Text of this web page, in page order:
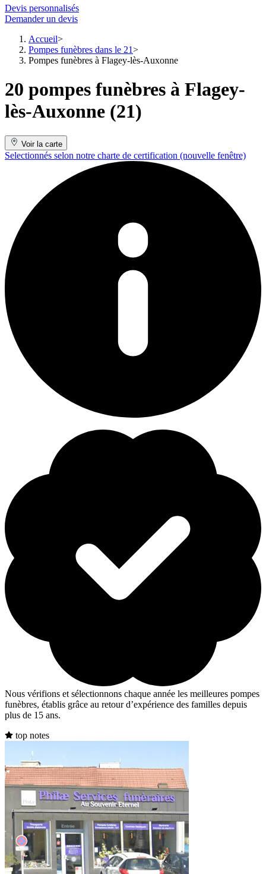
Devis personnalisés
Demander un devis
Accueil
Pompes funèbres dans le 21
Pompes funèbres à Flagey-lès-Auxonne
20 pompes funèbres à Flagey-
lès-Auxonne (21)
Voir la carte
Selectionnés selon notre charte de certification (nouvelle fenêtre)
Nous vérifions et sélectionnons chaque année les meilleures pompes
funèbres, établis grâce au retour d’expérience des familles depuis
plus de 15 ans.
top notes